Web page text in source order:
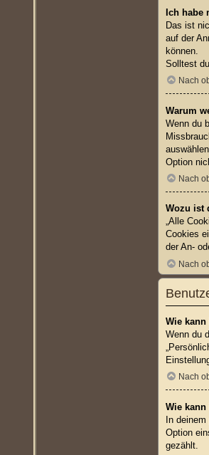
Ich habe
Das ist
auf der
können.
Solltest
Nach
Warum
Wenn du
Option
Nach
Wozu ist
„Alle
Cookies
der An-
Nach
Wie
Wenn du
Nach
Wie
In
Option
gezählt.